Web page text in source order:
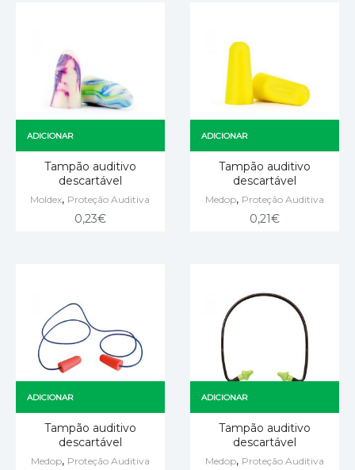
ADICIONAR
Tampão auditivo
descartável
Moldex, Proteção Auditiva
0,23€
ADICIONAR
Tampão auditivo
descartável
Medop, Proteção Auditiva
0,21€
ADICIONAR
Tampão auditivo
descartável
Medop, Proteção Auditiva
ADICIONAR
Tampão auditivo
descartável
Medop, Proteção Auditiva